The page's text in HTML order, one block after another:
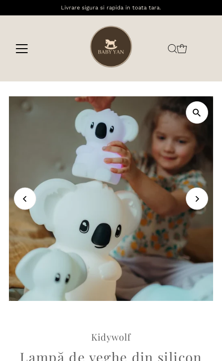
Livrare sigura si rapida in toata tara.
Kidywolf
Lampă de veghe din silicon